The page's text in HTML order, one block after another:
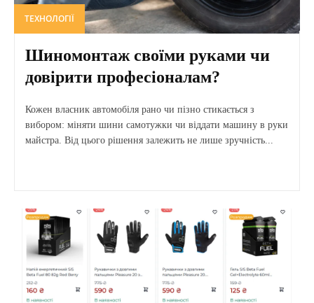
ТЕХНОЛОГІЇ
Шиномонтаж своїми руками чи
довірити професіоналам?
Кожен власник автомобіля рано чи пізно стикається з
вибором: міняти шини самотужки чи віддати машину в руки
майстра. Від цього рішення залежить не лише зручність...